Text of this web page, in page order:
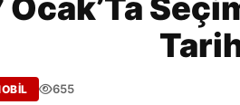
Ocak’Ta
655